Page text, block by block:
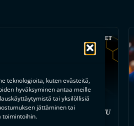
teknologioita, kuten evästeitä,
hyväksyminen antaa meille
tai yksilöllisiä
jättäminen tai
toimintoihin.
MIEHET
SUOMEN MESTARI ARTTU
JYVÄSKYLÄÄN